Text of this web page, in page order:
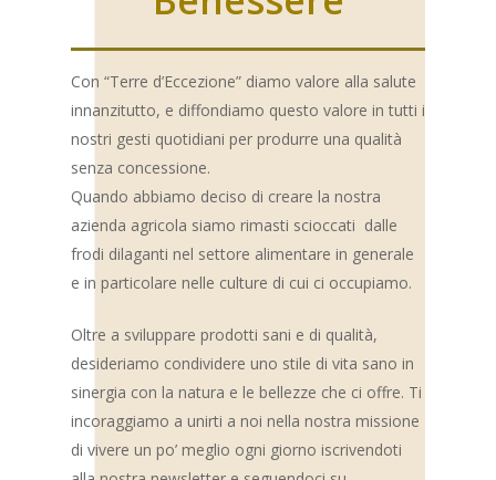
Con “Terre d’Eccezione” diamo valore alla salute
innanzitutto, e diffondiamo questo valore in tutti i
nostri gesti quotidiani per produrre una qualità
senza concessione.
Quando abbiamo deciso di creare la nostra
azienda agricola siamo rimasti scioccati dalle
frodi dilaganti nel settore alimentare in generale
e in particolare nelle culture di cui ci occupiamo.
Oltre a sviluppare prodotti sani e di qualità,
desideriamo condividere uno stile di vita sano in
sinergia con la natura e le bellezze che ci offre. Ti
incoraggiamo a unirti a noi nella nostra missione
di vivere un po’ meglio ogni giorno iscrivendoti